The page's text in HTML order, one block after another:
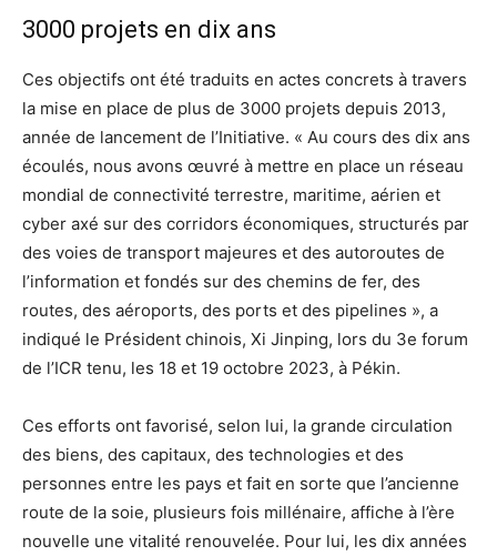
3000 projets en dix ans
Ces objectifs ont été traduits en actes concrets à travers
la mise en place de plus de 3000 projets depuis 2013,
année de lancement de l’Initiative. « Au cours des dix ans
écoulés, nous avons œuvré à mettre en place un réseau
mondial de connectivité terrestre, maritime, aérien et
cyber axé sur des corridors économiques, structurés par
des voies de transport majeures et des autoroutes de
l’information et fondés sur des chemins de fer, des
routes, des aéroports, des ports et des pipelines », a
indiqué le Président chinois, Xi Jinping, lors du 3e forum
de l’ICR tenu, les 18 et 19 octobre 2023, à Pékin.
Ces efforts ont favorisé, selon lui, la grande circulation
des biens, des capitaux, des technologies et des
personnes entre les pays et fait en sorte que l’ancienne
route de la soie, plusieurs fois millénaire, affiche à l’ère
nouvelle une vitalité renouvelée. Pour lui, les dix années